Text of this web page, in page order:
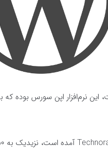
این نرم‌افزار اپن سورس بوده